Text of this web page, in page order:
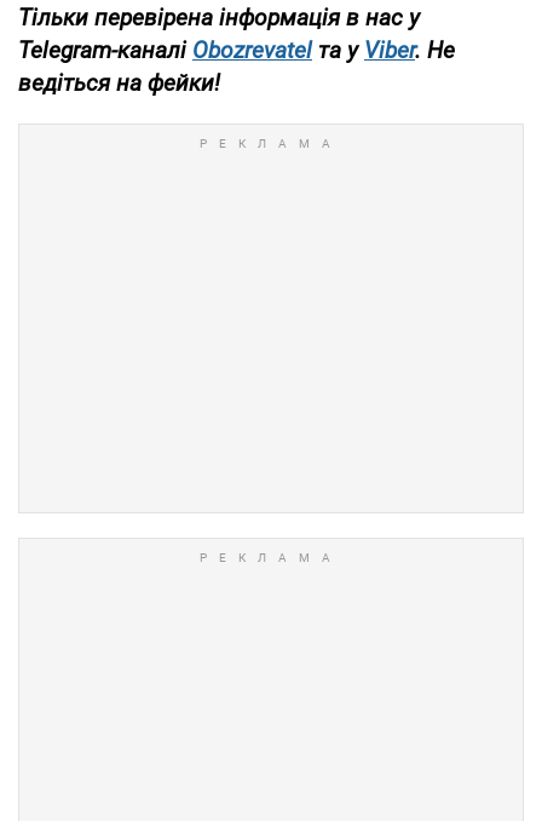
Тільки перевірена інформація в нас у
Telegram-каналі Obozrevatel та у Viber. Не
ведіться на фейки!